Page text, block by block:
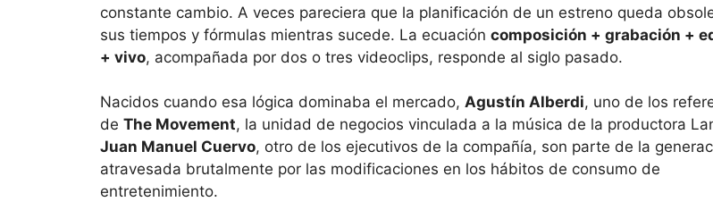
constante cambio. A veces pareciera que la planificación de un estreno queda
sus tiempos y fórmulas mientras sucede. La ecuación composición + grabación +
+ vivo, acompañada por dos o tres videoclips, responde al siglo pasado.
Nacidos cuando esa lógica dominaba el mercado, Agustín Alberdi, uno de los
de The Movement, la unidad de negocios vinculada a la música de la productora
Juan Manuel Cuervo, otro de los ejecutivos de la compañía, son parte de la
atravesada brutalmente por las modificaciones en los hábitos de consumo de
entretenimiento.